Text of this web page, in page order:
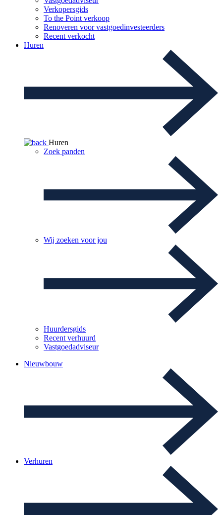
Verkopersgids
To the Point verkoop
Renoveren voor vastgoedinvesteerders
Recent verkocht
Huren
Huren
Zoek panden
Wij zoeken voor jou
Huurdersgids
Recent verhuurd
Vastgoedadviseur
Nieuwbouw
Verhuren